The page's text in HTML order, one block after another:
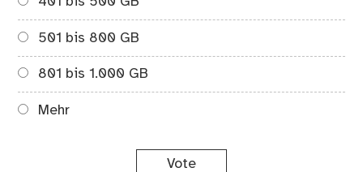
501 bis 800 GB
801 bis 1.000 GB
Mehr